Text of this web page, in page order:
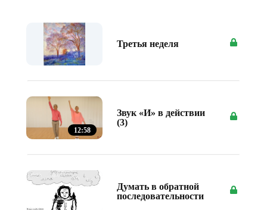
Третья неделя
12:58
Звук «И» в действии
(3)
Думать в обратной
последовательности